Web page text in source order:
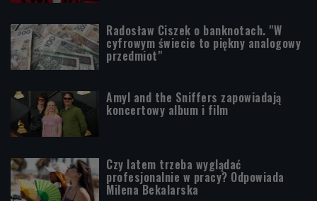
Radosław Ciszek o banknotach. "W
cyfrowym świecie to piękny analogowy
przedmiot"
Amyl and the Sniffers zapowiadają
koncertowy album i film
Czy latem trzeba wyglądać
profesjonalnie w pracy? Odpowiada
Milena Bekalarska